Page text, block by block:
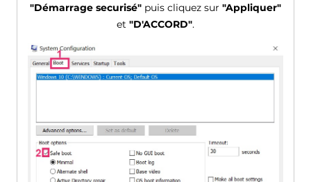
"Démarrage securisé"puis cliquez sur "Appliquer"
et "D'ACCORD".